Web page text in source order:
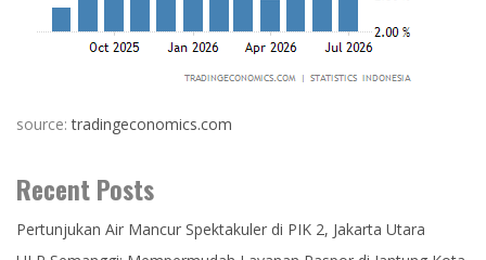
source:tradingeconomics.com
Recent Posts
Pertunjukan Air Mancur Spektakuler di PIK 2, Jakarta Utara